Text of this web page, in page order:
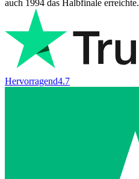
auch 1994 das Halbfinale erreichte.
Hervorragend4.7